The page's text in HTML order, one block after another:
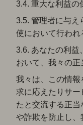
3.4. 重大な利益の
3.5. 管理者に与え
使において行われ
3.6. あなたの利益
おいて、我々の正
我々は、この情
求に応えたりサ
たと交流する正
や詐欺を防止し